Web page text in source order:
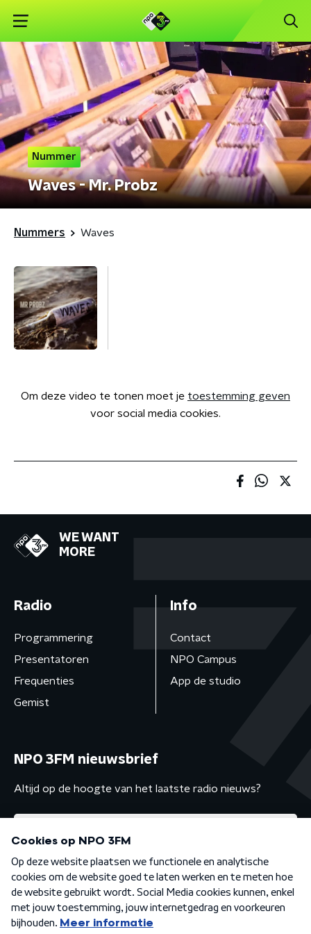
Nummer
Waves - Mr. Probz
Nummers Waves
Om deze video te tonen moet je toestemming geven
voor social media cookies.
WE WANT
MORE
Radio
Programmering
Presentatoren
Frequenties
Gemist
Info
Contact
NPO Campus
App de studio
NPO 3FM nieuwsbrief
Altijd op de hoogte van het laatste radio nieuws?
Algemene voorwaarden Privacybeleid